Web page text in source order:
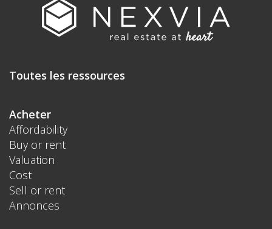
Toutes les ressources
Acheter
Affordability
Buy or rent
Valuation
Cost
Sell or rent
Annonces